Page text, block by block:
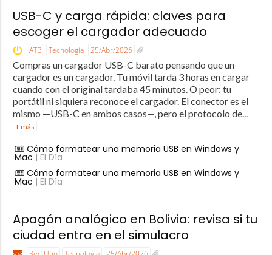
USB-C y carga rápida: claves para
escoger el cargador adecuado
ATB Tecnología 25/Abr/2026
Compras un cargador USB-C barato pensando que un
cargador es un cargador. Tu móvil tarda 3 horas en cargar
cuando con el original tardaba 45 minutos. O peor: tu
portátil ni siquiera reconoce el cargador. El conector es el
mismo —USB-C en ambos casos—, pero el protocolo de...
+ más
Cómo formatear una memoria USB en Windows y
Mac | El Día
Cómo formatear una memoria USB en Windows y
Mac | El Día
Apagón analógico en Bolivia: revisa si tu
ciudad entra en el simulacro